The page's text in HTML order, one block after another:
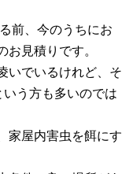
前、今のうちにお
見積りです。
いでいるけれど、そ
う方も多いのでは
家屋内害虫を餌にす